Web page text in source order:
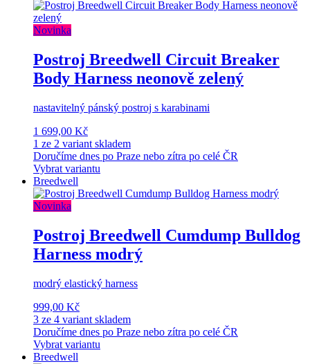
Novinka
Postroj Breedwell Circuit Breaker
Body Harness neonově zelený
nastavitelný pánský postroj s karabinami
1 699,00 Kč
1 ze 2 variant skladem
Doručíme dnes po Praze nebo zítra po celé ČR
Vybrat variantu
Breedwell
Novinka
Postroj Breedwell Cumdump Bulldog
Harness modrý
modrý elastický harness
999,00 Kč
3 ze 4 variant skladem
Doručíme dnes po Praze nebo zítra po celé ČR
Vybrat variantu
Breedwell